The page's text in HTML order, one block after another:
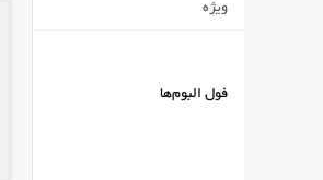
ویژه
فول البوم‌ها